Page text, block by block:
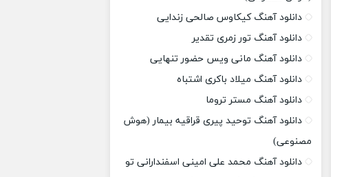
دانلود آهنگ کیکاوس صالحی زندایی
دانلود آهنگ تور زمری تقدیر
دانلود آهنگ مانی ویس حضور تنهایی
دانلود آهنگ میلاد باکری اشتباه
دانلود آهنگ مستر تروما
دانلود آهنگ توحید پیری قراقیه بیمار (هوش
مصنوعی)
دانلود آهنگ محمد علی امینی اسفندارانی تو